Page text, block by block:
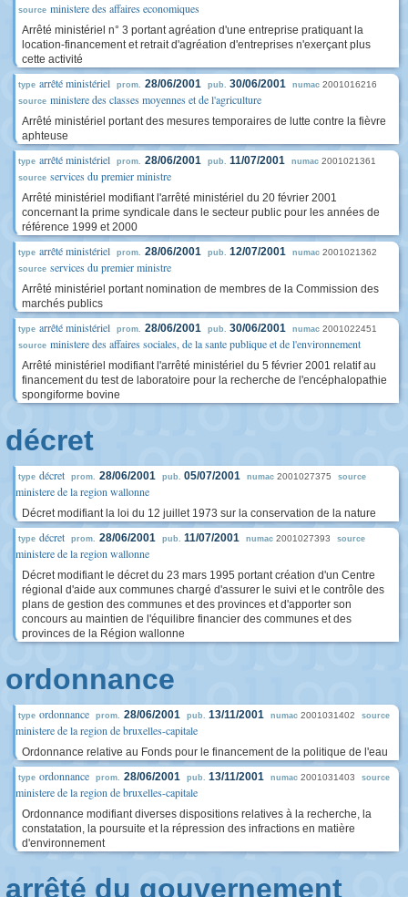
source ministere des affaires economiques
Arrêté ministériel n° 3 portant agréation d'une entreprise pratiquant la
location-financement et retrait d'agréation d'entreprises n'exerçant plus
cette activité
type arrêté ministériel prom. 28/06/2001 pub. 30/06/2001 numac 2001016216
source ministere des classes moyennes et de l'agriculture
Arrêté ministériel portant des mesures temporaires de lutte contre la fièvre
aphteuse
type arrêté ministériel prom. 28/06/2001 pub. 11/07/2001 numac 2001021361
source services du premier ministre
Arrêté ministériel modifiant l'arrêté ministériel du 20 février 2001
concernant la prime syndicale dans le secteur public pour les années de
référence 1999 et 2000
type arrêté ministériel prom. 28/06/2001 pub. 12/07/2001 numac 2001021362
source services du premier ministre
Arrêté ministériel portant nomination de membres de la Commission des
marchés publics
type arrêté ministériel prom. 28/06/2001 pub. 30/06/2001 numac 2001022451
source ministere des affaires sociales, de la sante publique et de l'environnement
Arrêté ministériel modifiant l'arrêté ministériel du 5 février 2001 relatif au
financement du test de laboratoire pour la recherche de l'encéphalopathie
spongiforme bovine
décret
type décret prom. 28/06/2001 pub. 05/07/2001 numac 2001027375 source
ministere de la region wallonne
Décret modifiant la loi du 12 juillet 1973 sur la conservation de la nature
type décret prom. 28/06/2001 pub. 11/07/2001 numac 2001027393 source
ministere de la region wallonne
Décret modifiant le décret du 23 mars 1995 portant création d'un Centre
régional d'aide aux communes chargé d'assurer le suivi et le contrôle des
plans de gestion des communes et des provinces et d'apporter son
concours au maintien de l'équilibre financier des communes et des
provinces de la Région wallonne
ordonnance
type ordonnance prom. 28/06/2001 pub. 13/11/2001 numac 2001031402 source
ministere de la region de bruxelles-capitale
Ordonnance relative au Fonds pour le financement de la politique de l'eau
type ordonnance prom. 28/06/2001 pub. 13/11/2001 numac 2001031403 source
ministere de la region de bruxelles-capitale
Ordonnance modifiant diverses dispositions relatives à la recherche, la
constatation, la poursuite et la répression des infractions en matière
d'environnement
arrêté du gouvernement